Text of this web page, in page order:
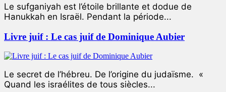
Le sufganiyah est l’étoile brillante et dodue de
Hanukkah en Israël. Pendant la période...
Livre juif : Le cas juif de Dominique Aubier
Le secret de l’hébreu. De l’origine du judaïsme. «
Quand les israélites de tous siècles...